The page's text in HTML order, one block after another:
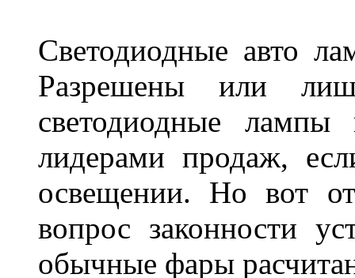
Светодиодные авто
Разрешены или
светодиодные лампы
лидерами продаж,
освещении. Но вот
вопрос законности
обычные фары